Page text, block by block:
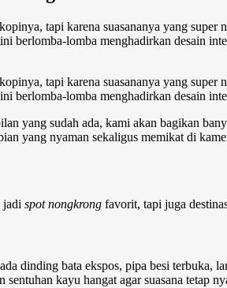
tapi karena suasananya yang
berlomba-lomba menghadirkan desain
tapi karena suasananya yang
berlomba-lomba menghadirkan desain
yang sudah ada, kami akan bagikan
yang nyaman sekaligus memikat di
jadi spot nongkrong favorit, tapi juga
dinding bata ekspos, pipa besi terbuka,
sentuhan kayu hangat agar suasana